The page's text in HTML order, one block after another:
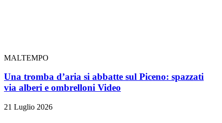
MALTEMPO
Una tromba d’aria si abbatte sul Piceno: spazzati
via alberi e ombrelloni Video
21 Luglio 2026